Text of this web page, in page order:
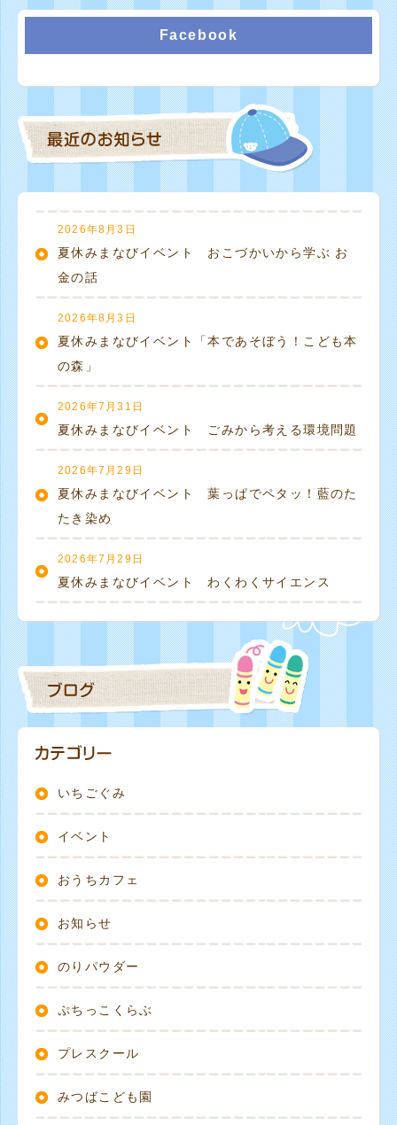
Facebook
2026年8月3日
夏休みまなびイベント おこづかいから学ぶ お
金の話
2026年8月3日
夏休みまなびイベント「本であそぼう！こども本
の森」
2026年7月31日
夏休みまなびイベント ごみから考える環境問題
2026年7月29日
夏休みまなびイベント 葉っぱでペタッ！藍のた
たき染め
2026年7月29日
夏休みまなびイベント わくわくサイエンス
いちごぐみ
イベント
おうちカフェ
お知らせ
のりパウダー
ぷちっこくらぶ
プレスクール
みつばこども園